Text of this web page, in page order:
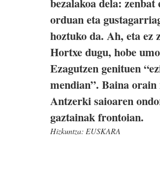
bezalakoa dela:
orduan eta
hoztuko da. Ah, eta ez
Hortxe dugu, hobe
Ezagutzen genituen
mendian”. Baina
Antzerki saioaren
gaztainak frontoian.
Hizkuntza: EUSKARA